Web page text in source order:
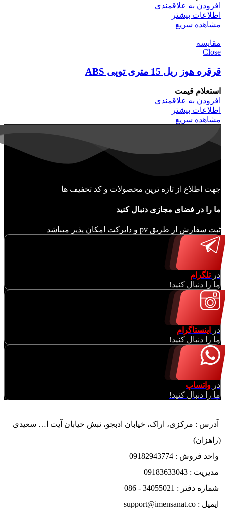
افزودن به علاقمندی
اطلاعات بیشتر
مشاهده سریع
مقایسه
Close
قرقره هوز ریل 15 متری توپی ABS
استعلام قیمت
افزودن به علاقمندی
اطلاعات بیشتر
مشاهده سریع
جهت اطلاع از تازه ترین محصولات و کد تخفیف ها
ما را در فضای مجازی دنبال کنید
ثبت سفارش از طریق pv و دایرکت امکان پذیر میباشد
درتلگرام
ما را دنبال کنید!
در
اینستاگرام
ما را دنبال کنید!
در واتساپ
ما را دنبال کنید!
آدرس : مرکزی، اراک، خیابان ادبجو، نبش خیابان آیت ا… سعیدی
(راهزان)
واحد فروش : 09182943774
مدیریت : 09183633043
شماره دفتر : 34055021 - 086
ایمیل : support@imensanat.co